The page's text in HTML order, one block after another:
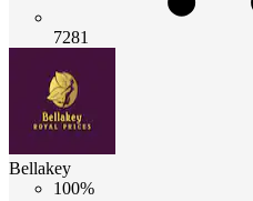
7281
Bellakey
100%